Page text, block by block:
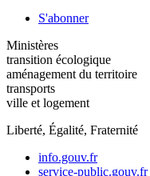
S'abonner
Ministères
transition écologique
aménagement du territoire
transports
ville et logement
Liberté, Égalité, Fraternité
info.gouv.fr
service-public.gouv.fr